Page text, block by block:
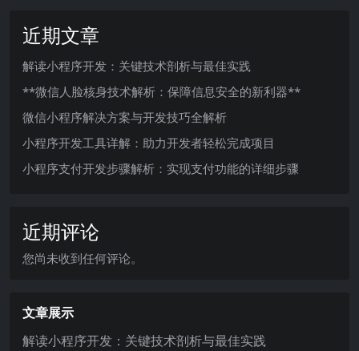
近期文章
解读小程序开发：关键技术剖析与最佳实践
**微信人脸核身技术解析：保障信息安全的新利器**
微信小程序解决方案与开发技巧全解析
小程序开发工具详解：助力开发者轻松完成项目
小程序支付开发步骤解析：实现支付功能的详细步骤
近期评论
您尚未收到任何评论。
文章展示
解读小程序开发：关键技术剖析与最佳实践